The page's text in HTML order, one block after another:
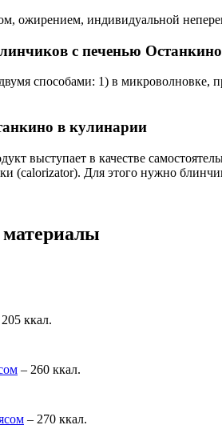
ожирением, индивидуальной
с печенью Останкино
способами: 1) в микроволновке,
в кулинарии
выступает в качестве
(calorizator). Для этого нужно
ккал.
– 260 ккал.
– 270 ккал.